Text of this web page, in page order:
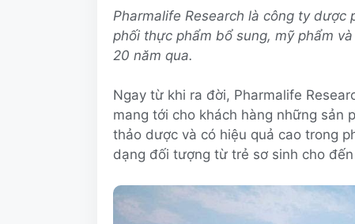
Pharmalife Research là công ty
phối thực phẩm bổ sung, mỹ phẩm
20 năm qua.
Ngay từ khi ra đời, Pharmalife
mang tới cho khách hàng những sản
thảo dược và có hiệu quả cao trong
dạng đối tượng từ trẻ sơ sinh cho